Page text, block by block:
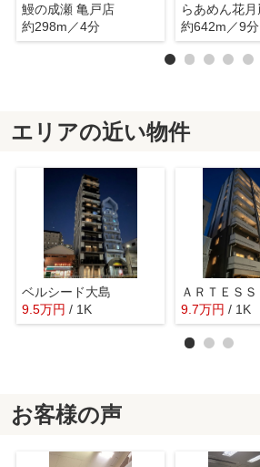
鰻の成瀬 亀戸店
約298m／4分
約642m／9分
エリアの近い物件
ベルシード大島
9.5万円 / 1K
9.7万円 / 1K
お客様の声